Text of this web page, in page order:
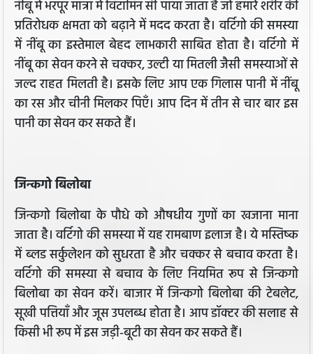
नींबू में भरपूर मात्रा में विटामिन सी पाया जाता है जो हमारे शरीर की
प्रतिरोधक क्षमता को बढ़ाने में मदद करता है। वर्टिगो की समस्या
में नींबू का इस्तेमाल बेहद लाभकारी साबित होता है। वर्टिगो में
नींबू का सेवन करने से चक्कर, उल्टी या मितली जैसी समस्याओं से
जल्द राहत मिलती है। इसके लिए आप एक गिलास पानी में नींबू
का रस और चीनी मिलकर पिएँ। आप दिन में तीन से चार बार इस
पानी का सेवन कर सकते हैं।
जिन्कगो बिलोबा
जिन्कगो बिलोबा के पौधे को औषधीय गुणों का खजाना माना
जाता है। वर्टिगो की समस्या में यह रामबाण इलाज है। ये मस्तिष्क
में ब्लड सर्कुलेशन को सुधरता है और चक्कर से बचाव करता है।
वर्टिगो की समस्या से बचाव के लिए नियमित रूप से जिन्कगो
बिलोबा का सेवन करें। बाजार में जिन्कगो बिलोबा की टेबलेट,
सूखी पत्तियाँ और जूस उपलब्ध होता है। आप डॉक्टर की सलाह से
किसी भी रूप में इस जड़ी-बूटी का सेवन कर सकते हैं।